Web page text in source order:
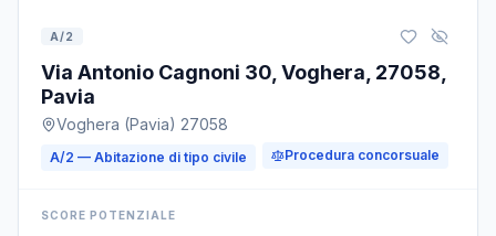
A/2
Via Antonio Cagnoni 30, Voghera, 27058,
Pavia
Voghera (Pavia) 27058
A/2 — Abitazione di tipo civile Procedura concorsuale
SCORE POTENZIALE